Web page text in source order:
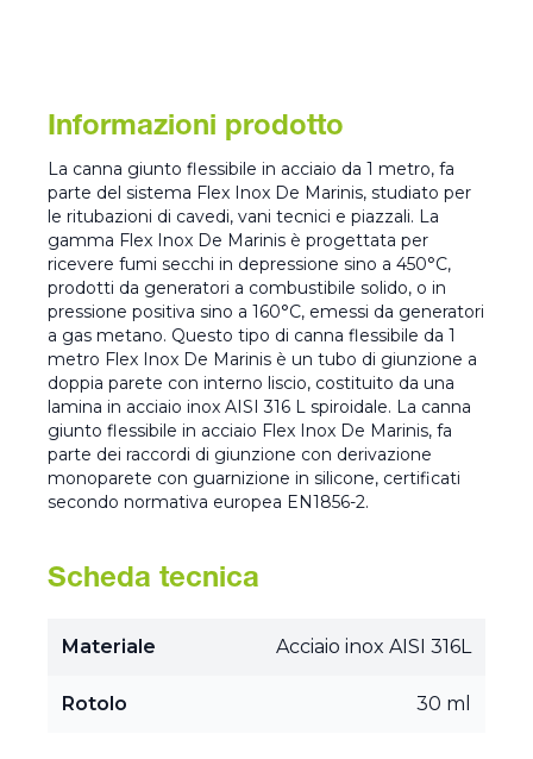
Informazioni prodotto
La canna giunto flessibile in acciaio da 1 metro, fa
parte del sistema Flex Inox De Marinis, studiato per
le ritubazioni di cavedi, vani tecnici e piazzali. La
gamma Flex Inox De Marinis è progettata per
ricevere fumi secchi in depressione sino a 450°C,
prodotti da generatori a combustibile solido, o in
pressione positiva sino a 160°C, emessi da generatori
a gas metano. Questo tipo di canna flessibile da 1
metro Flex Inox De Marinis è un tubo di giunzione a
doppia parete con interno liscio, costituito da una
lamina in acciaio inox AISI 316 L spiroidale. La canna
giunto flessibile in acciaio Flex Inox De Marinis, fa
parte dei raccordi di giunzione con derivazione
monoparete con guarnizione in silicone, certificati
secondo normativa europea EN1856-2.
Scheda tecnica
Materiale Acciaio inox AISI 316L
Rotolo 30 ml